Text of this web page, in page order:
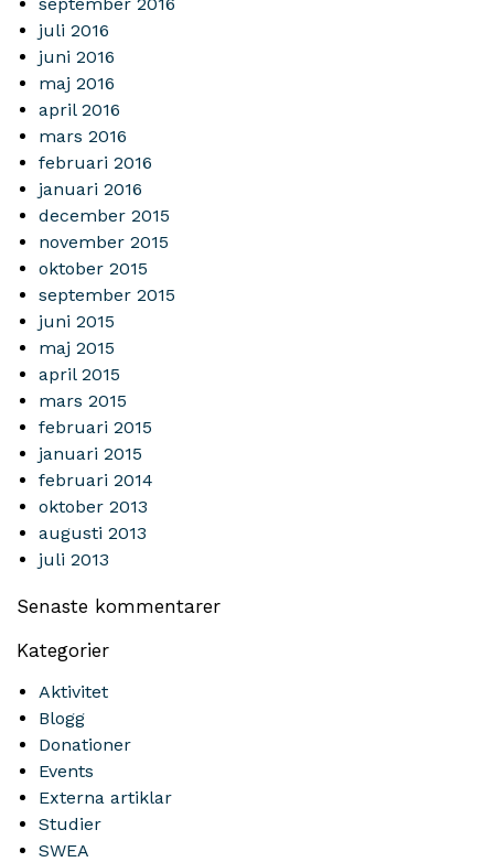
juli 2016
juni 2016
maj 2016
april 2016
mars 2016
februari 2016
januari 2016
december 2015
november 2015
oktober 2015
september 2015
juni 2015
maj 2015
april 2015
mars 2015
februari 2015
januari 2015
februari 2014
oktober 2013
augusti 2013
juli 2013
Senaste kommentarer
Kategorier
Aktivitet
Blogg
Donationer
Events
Externa artiklar
Studier
SWEA